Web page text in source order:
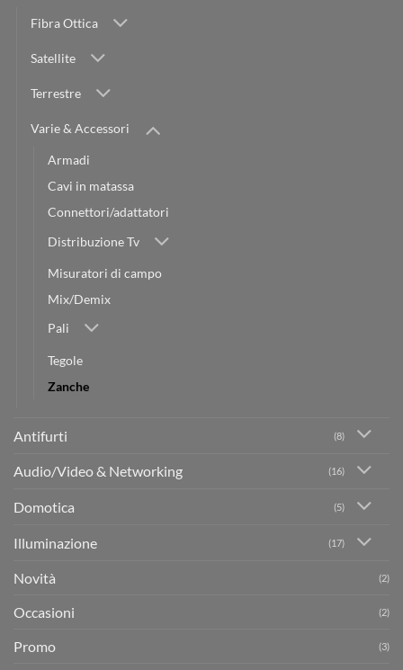
Fibra Ottica
Satellite
Terrestre
Varie & Accessori
Armadi
Cavi in matassa
Connettori/adattatori
Distribuzione Tv
Misuratori di campo
Mix/Demix
Pali
Tegole
Zanche
Antifurti (8)
Audio/Video & Networking (16)
Domotica (5)
Illuminazione (17)
Novità (2)
Occasioni (2)
Promo (3)